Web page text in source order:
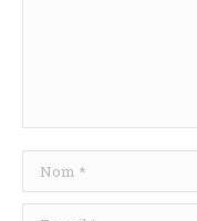
Nom *
E-mail *